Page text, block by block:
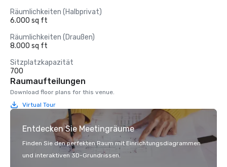
Räumlichkeiten (Halbprivat)
6.000 sq ft
Räumlichkeiten (Draußen)
8.000 sq ft
Sitzplatzkapazität
700
Raumaufteilungen
Download floor plans for this venue.
Virtual Tour
Entdecken Sie Meetingräume
Finden Sie den perfekten Raum mit Einrichtungsdiagrammen
und interaktiven 3D-Grundrissen.